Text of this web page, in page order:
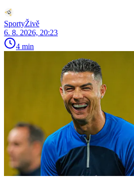
SportyŽivě
6. 8. 2026, 20:23
4 min